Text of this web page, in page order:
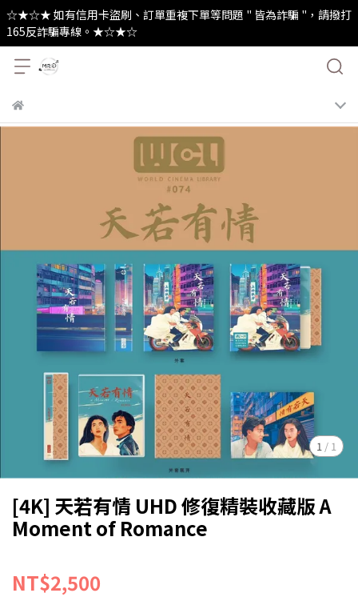
☆★☆★ 如有信用卡盜刷、訂單重複下單等問題 " 皆為詐騙 "，請撥打
165反詐騙專線。★☆★☆
1 / 1
[4K] 天若有情 UHD 修復精裝收藏版 A
Moment of Romance
NT$2,500